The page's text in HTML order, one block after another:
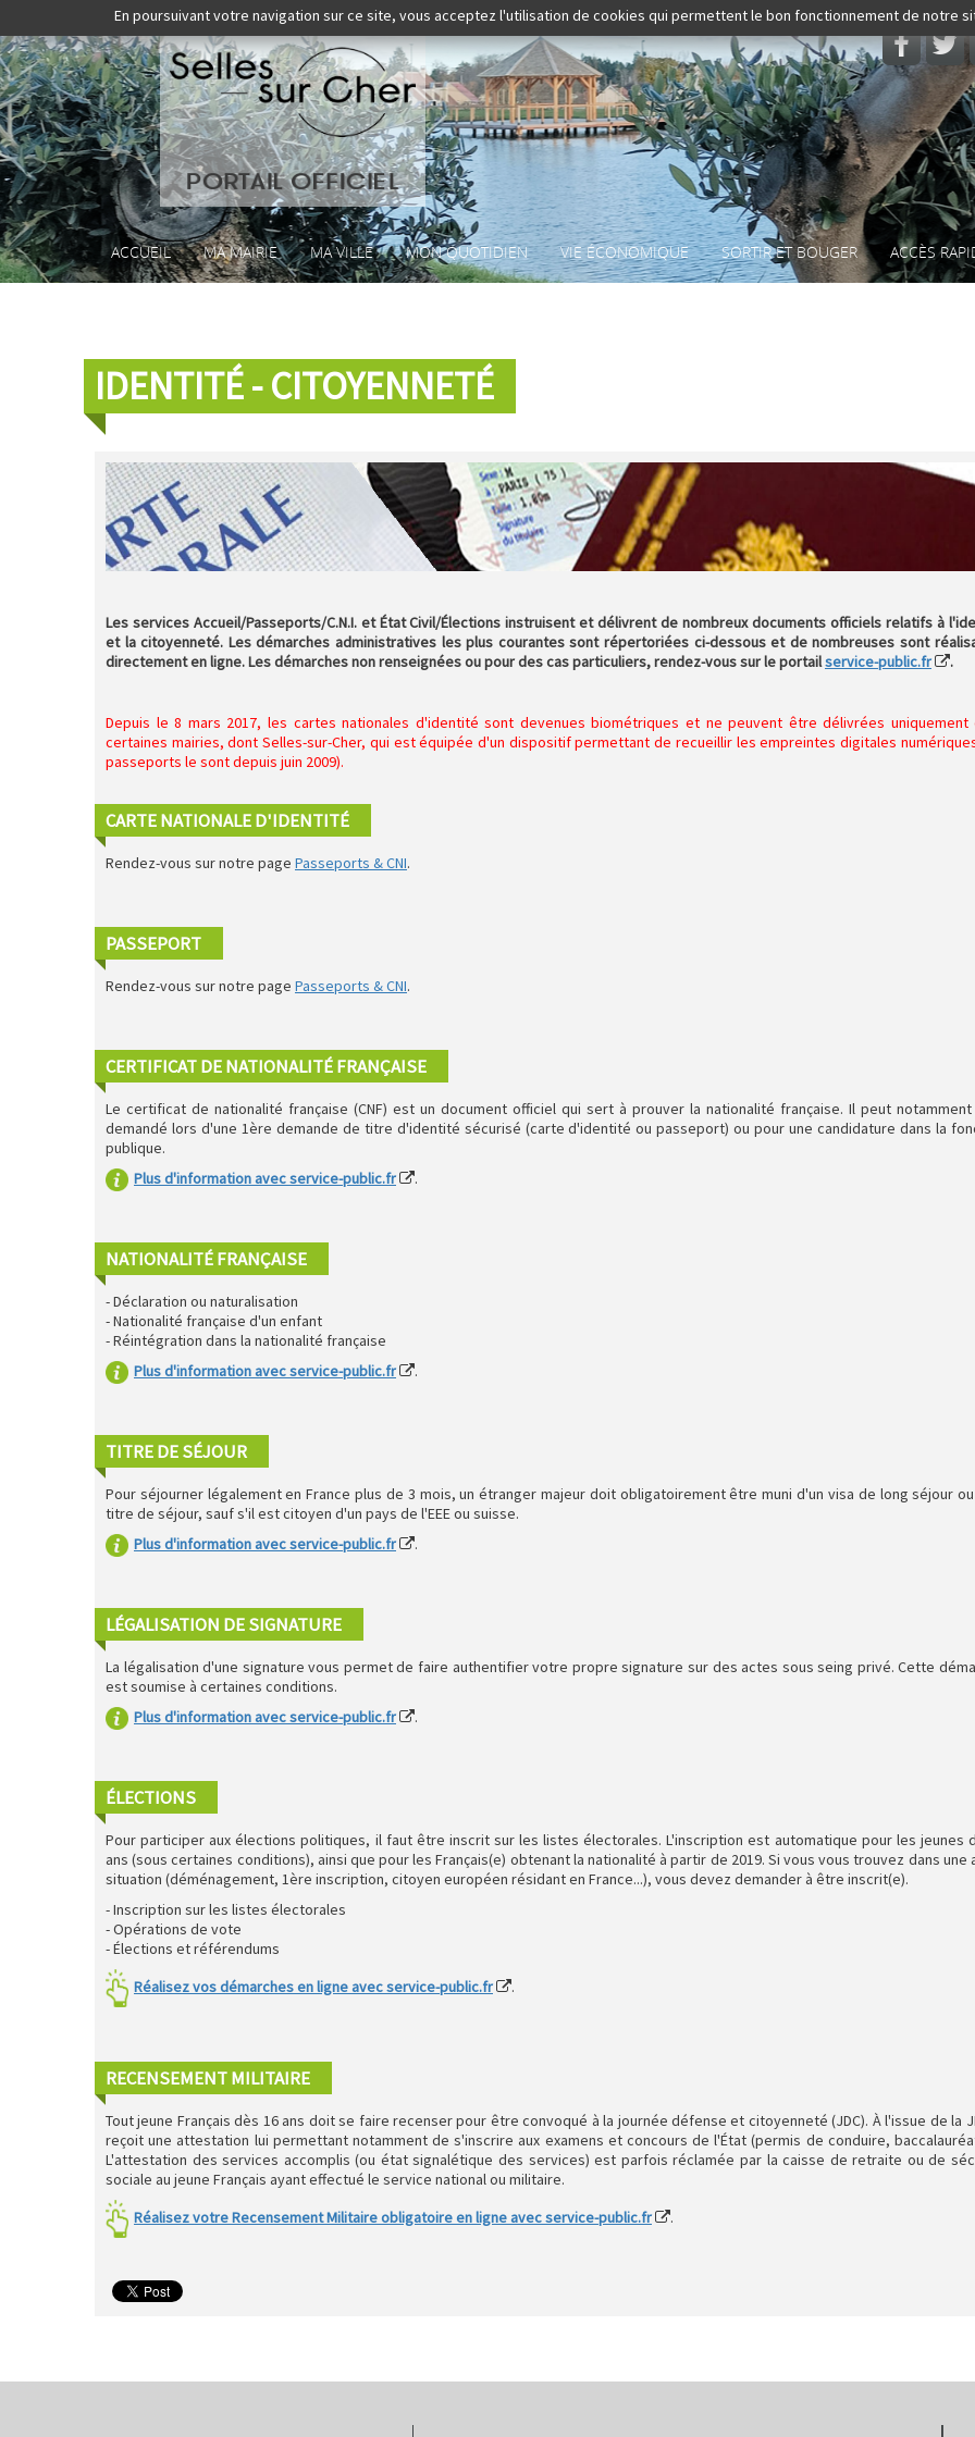
Rechercher
ACCUEIL MA MAIRIE MA VILLE MON QUOTIDIEN VIE ÉCONOMIQUE SORTIR ET BOUGER ACCÈS
IDENTITÉ - CITOYENNETÉ
Les services Accueil/Passeports/C.N.I. et État Civil/Élections instruisent et délivrent de nombreux documents officiels relatifs à
et la citoyenneté. Les démarches administratives les plus courantes sont répertoriées ci-dessous et de nombreuses sont
directement en ligne. Les démarches non renseignées ou pour des cas particuliers, rendez-vous sur le portailservice-public.fr .
Depuis le 8 mars 2017, les cartes nationales d'identité sont devenues biométriques et ne peuvent être délivrées uniquement
certaines mairies, dont Selles-sur-Cher, qui est équipée d'un dispositif permettant de recueillir les empreintes digitales
passeports le sont depuis juin 2009).
CARTE NATIONALE D'IDENTITÉ
Rendez-vous sur notre page Passeports & CNI.
PASSEPORT
Rendez-vous sur notre page Passeports & CNI.
CERTIFICAT DE NATIONALITÉ FRANÇAISE
Le certificat de nationalité française (CNF) est un document officiel qui sert à prouver la nationalité française. Il peut
demandé lors d'une 1ère demande de titre d'identité sécurisé (carte d'identité ou passeport) ou pour une candidature dans la
publique.
Plus d'information avec service-public.fr
.
NATIONALITÉ FRANÇAISE
- Déclaration ou naturalisation
- Nationalité française d'un enfant
- Réintégration dans la nationalité française
Plus d'information avec service-public.fr
.
TITRE DE SÉJOUR
Pour séjourner légalement en France plus de 3 mois, un étranger majeur doit obligatoirement être muni d'un visa de long séjour
titre de séjour, sauf s'il est citoyen d'un pays de l'EEE ou suisse.
Plus d'information avec service-public.fr
.
LÉGALISATION DE SIGNATURE
La légalisation d'une signature vous permet de faire authentifier votre propre signature sur des actes sous seing privé. Cette
est soumise à certaines conditions.
Plus d'information avec service-public.fr
.
ÉLECTIONS
Pour participer aux élections politiques, il faut être inscrit sur les listes électorales. L'inscription est automatique pour les jeunes
ans (sous certaines conditions), ainsi que pour les Français(e) obtenant la nationalité à partir de 2019. Si vous vous trouvez dans une
situation (déménagement, 1ère inscription, citoyen européen résidant en France...), vous devez demander à être inscrit(e).
- Inscription sur les listes électorales
- Opérations de vote
- Élections et référendums
Réalisez vos démarches en ligne avec service-public.fr
.
RECENSEMENT MILITAIRE
Tout jeune Français dès 16 ans doit se faire recenser pour être convoqué à la journée défense et citoyenneté (JDC). À l'issue de la
reçoit une attestation lui permettant notamment de s'inscrire aux examens et concours de l'État (permis de conduire,
L'attestation des services accomplis (ou état signalétique des services) est parfois réclamée par la caisse de retraite ou de
sociale au jeune Français ayant effectué le service national ou militaire.
Réalisez votre Recensement Militaire obligatoire en ligne avec service-public.fr
.
En poursuivant votre navigation sur ce site, vous acceptez l'utilisation de cookies qui permettent le bon fonctionnement de notre